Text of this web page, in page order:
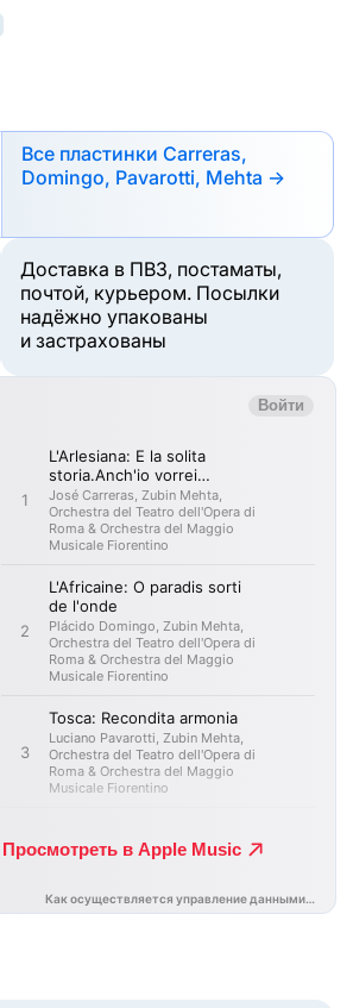
Все пластинки Carreras,
Domingo, Pavarotti, Mehta →
Доставка в ПВЗ, постаматы,
почтой, курьером. Посылки
надёжно упакованы
и застрахованы